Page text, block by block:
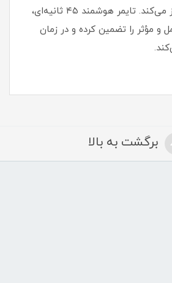
صورت همزمان تمیز می‌کند. تایمر هوشمند ۴۵ ثانیه‌ای،
و مؤثر را تضمین کرده و در زمان
برگشت به بالا